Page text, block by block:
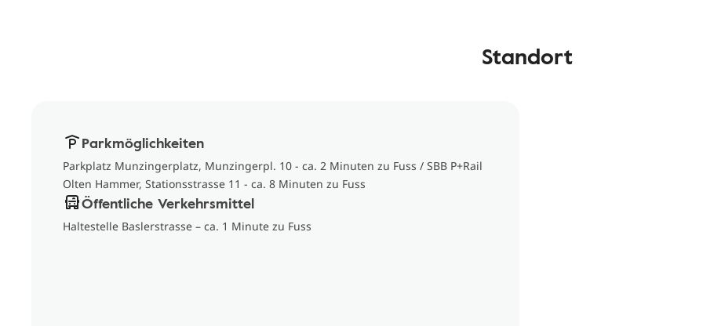
Standort
Parkmöglichkeiten
Parkplatz Munzingerplatz, Munzingerpl. 10 - ca. 2 Minuten zu Fuss / SBB P+Rail
Olten Hammer, Stationsstrasse 11 - ca. 8 Minuten zu Fuss
Öffentliche Verkehrsmittel
Haltestelle Baslerstrasse – ca. 1 Minute zu Fuss